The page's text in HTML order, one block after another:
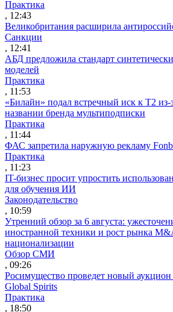
Практика
, 12:43
Великобритания расширила
Санкции
, 12:41
АБД предложила стандарт
моделей
Практика
, 11:53
«Билайн» подал встречный иск к Т2 из-
названии бренда мультиподписки
Практика
, 11:44
ФАС запретила наружную рекламу
Практика
, 11:23
IT-бизнес просит упростить
для обучения ИИ
Законодательство
, 10:59
Утренний обзор за 6 августа:
иностранной техники и рост рынка
национализации
Обзор СМИ
, 09:26
Росимущество проведет новый
Global Spirits
Практика
, 18:50